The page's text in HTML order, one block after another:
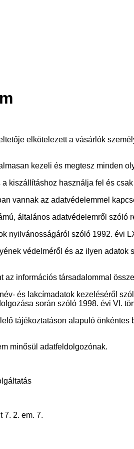
elkötelezett a vásárlók
kezeli és megtesz minden
kiszállításhoz használja fel és
vannak az adatvédelemmel
általános adatvédelemről szóló
nyilvánosságáról szóló 1992. évi
védelméről és az ilyen
információs társadalommal
és lakcímadatok kezeléséről
során szóló 1998. évi VI.
tájékoztatáson alapuló
minősül adatfeldolgozónak.
7. 2. em. 7.